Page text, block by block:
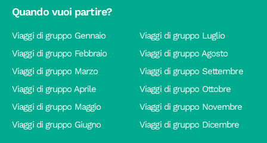
Quando vuoi partire?
Viaggi di gruppo Gennaio
Viaggi di gruppo Febbraio
Viaggi di gruppo Marzo
Viaggi di gruppo Aprile
Viaggi di gruppo Maggio
Viaggi di gruppo Giugno
Viaggi di gruppo Luglio
Viaggi di gruppo Agosto
Viaggi di gruppo Settembre
Viaggi di gruppo Ottobre
Viaggi di gruppo Novembre
Viaggi di gruppo Dicembre